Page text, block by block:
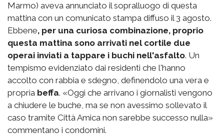
Marmo) aveva annunciato il sopralluogo di questa
mattina con un comunicato stampa diffuso il 3 agosto.
Ebbene, per una curiosa combinazione, proprio
questa mattina sono arrivati nel cortile due
operai inviati a tappare i buchi nell'asfalto. Un
tempismo evidenziato dai residenti che l'hanno
accolto con rabbia e sdegno, definendolo una vera e
propria beffa. «Oggi che arrivano i giornalisti vengono
a chiudere le buche, ma se non avessimo sollevato il
caso tramite Città Amica non sarebbe successo nulla»
commentano i condomini.